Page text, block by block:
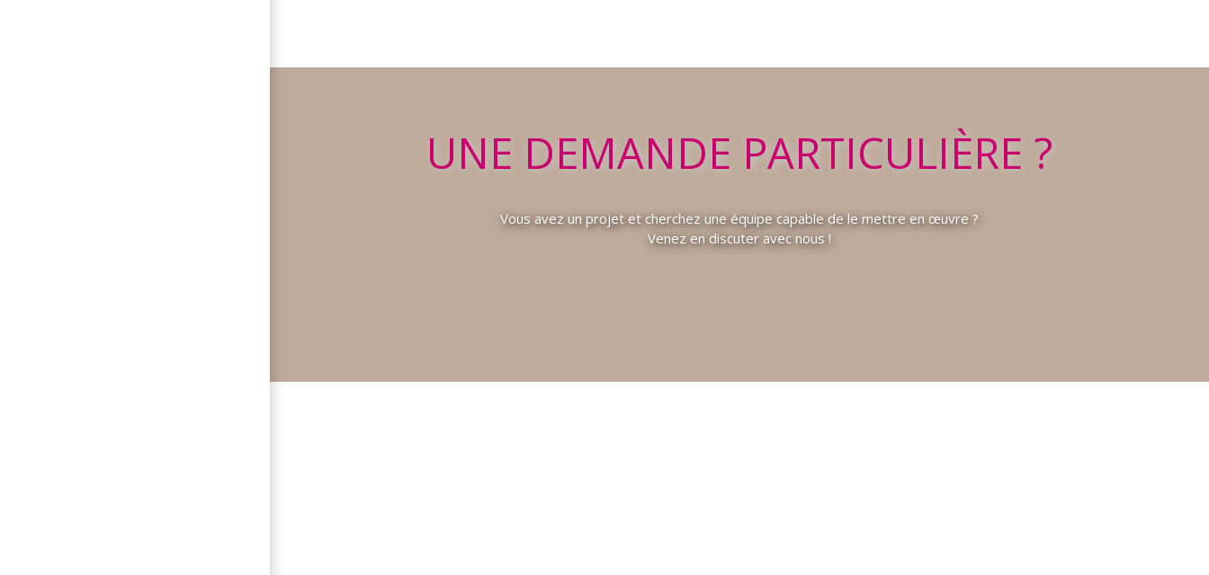
UNE DEMANDE PARTICULIÈRE ?
Vous avez un projet et cherchez une équipe capable de le mettre en œuvre ?
Venez en discuter avec nous !